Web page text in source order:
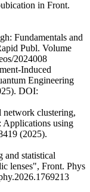
in Front.
Fundamentals and
Publ. Volume
2024008
Induced
Engineering
DOI:
network clustering,
Applications using
(2025).
and statistical
lenses", Front. Phys